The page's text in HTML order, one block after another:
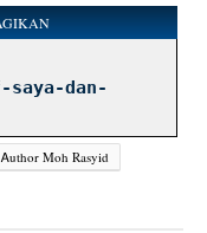
dan-
Ꭺuthor Moh Rasyid